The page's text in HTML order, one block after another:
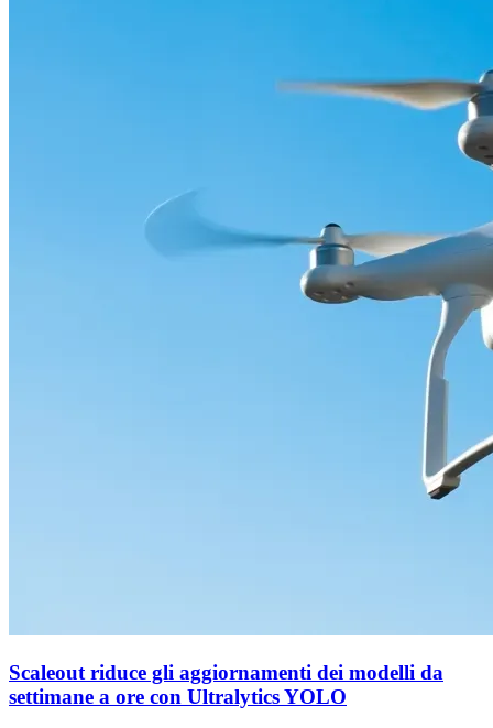
Scaleout riduce gli aggiornamenti dei modelli da
settimane a ore con Ultralytics YOLO